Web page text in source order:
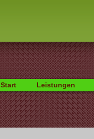
Start Leistungen